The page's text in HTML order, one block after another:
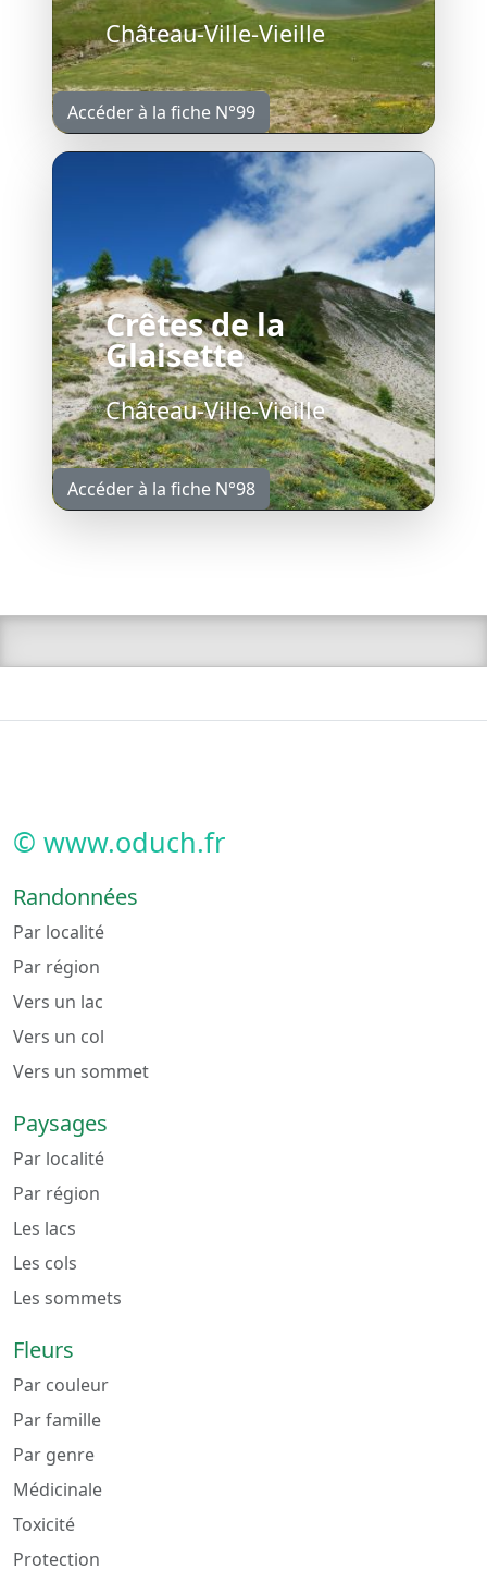
Château-Ville-Vieille
Accéder à la fiche N°99
Crêtes de la
Glaisette
Château-Ville-Vieille
Accéder à la fiche N°98
© www.oduch.fr
Randonnées
Par localité
Par région
Vers un lac
Vers un col
Vers un sommet
Paysages
Par localité
Par région
Les lacs
Les cols
Les sommets
Fleurs
Par couleur
Par famille
Par genre
Médicinale
Toxicité
Protection